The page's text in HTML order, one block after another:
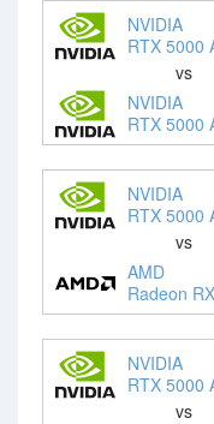
NVIDIA
RTX 5000
vs
NVIDIA
RTX 5000
NVIDIA
RTX 5000
vs
AMD
Radeon
NVIDIA
RTX 5000
vs